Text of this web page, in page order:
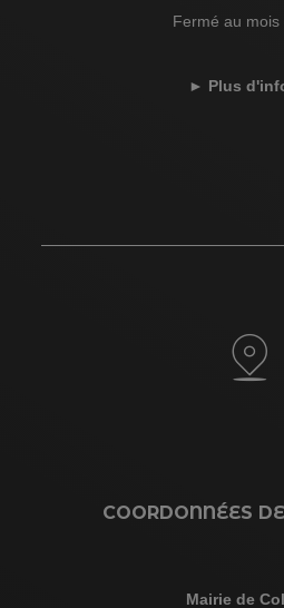
Fermé au mois
► Plus
COORDONNÉES
Mairie de